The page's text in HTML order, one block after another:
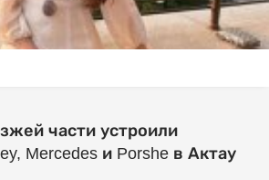
части устроили
Mercedes и Porshe в Актау